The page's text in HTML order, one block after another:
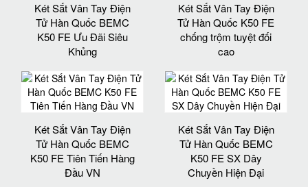
Két Sắt Vân Tay Điện
Tử Hàn Quốc BEMC
K50 FE Ưu Đãi Siêu
Khủng
Két Sắt Vân Tay Điện
Tử Hàn Quốc K50 FE
chống trộm tuyệt đối
cao
Két Sắt Vân Tay Điện
Tử Hàn Quốc BEMC
K50 FE Tiên Tiến Hàng
Đầu VN
Két Sắt Vân Tay Điện
Tử Hàn Quốc BEMC
K50 FE SX Dây
Chuyền Hiện Đại